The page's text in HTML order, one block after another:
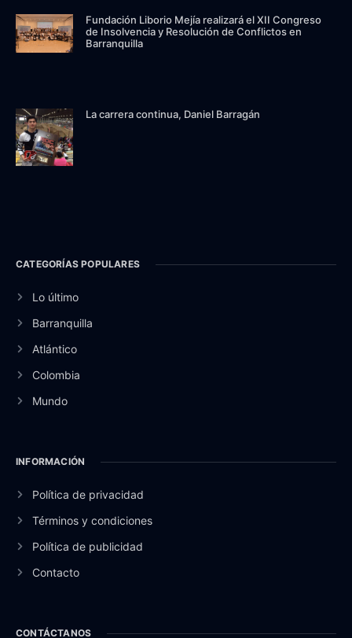
Fundación Liborio Mejía realizará el XII Congreso
de Insolvencia y Resolución de Conflictos en
Barranquilla
La carrera continua, Daniel Barragán
CATEGORÍAS POPULARES
Lo último
Barranquilla
Atlántico
Colombia
Mundo
INFORMACIÓN
Política de privacidad
Términos y condiciones
Política de publicidad
Contacto
CONTÁCTANOS